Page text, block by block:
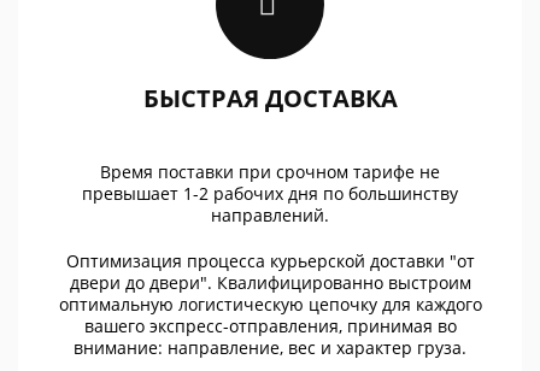
БЫСТРАЯ ДОСТАВКА
Время поставки при срочном тарифе не
превышает 1-2 рабочих дня по большинству
направлений.
Оптимизация процесса курьерской доставки "от
двери до двери". Квалифицированно выстроим
оптимальную логистическую цепочку для каждого
вашего экспресс-отправления, принимая во
внимание: направление, вес и характер груза.